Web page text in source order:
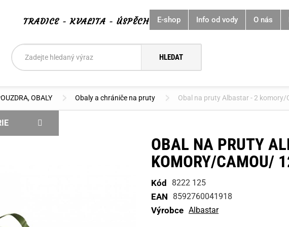
TRADICE - KVALITA - ÚSPĚCH
Vyhledávání
Hledat
E-shop Info od vody O nás
OBALY Obaly a chrániče na pruty Obal na pruty Albastar - 2
OBAL NA PRUTY
KOMORY/CAMOU/
Kód 8222 125
EAN 8592760041918
Výrobce Albastar